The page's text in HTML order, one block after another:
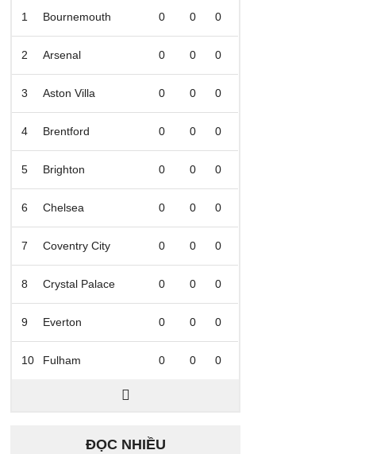
1 Bournemouth 0 0 0
2 Arsenal 0 0 0
3 Aston Villa 0 0 0
4 Brentford 0 0 0
5 Brighton 0 0 0
6 Chelsea 0 0 0
7 Coventry City 0 0 0
8 Crystal Palace 0 0 0
9 Everton 0 0 0
10 Fulham 0 0 0
ĐỌC NHIỀU